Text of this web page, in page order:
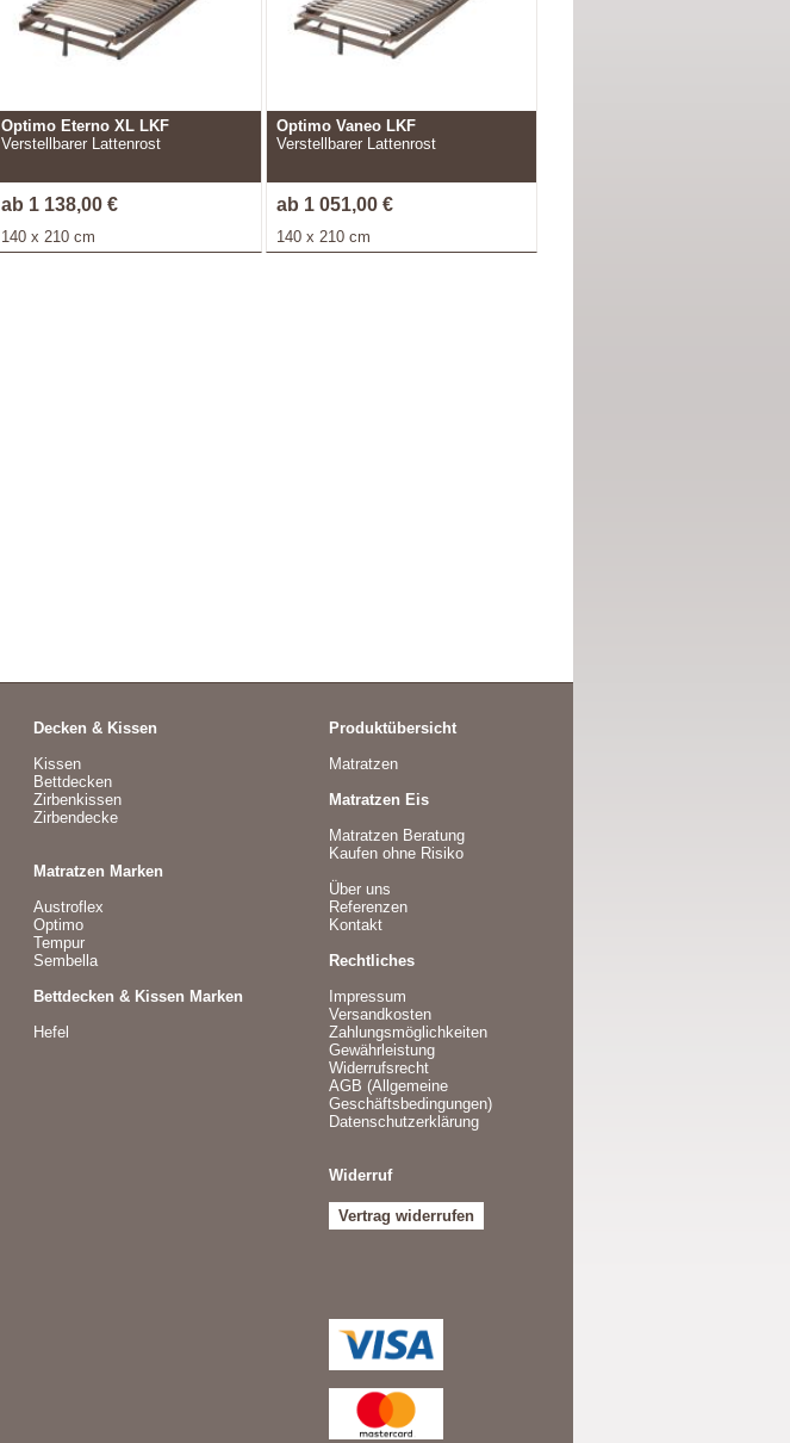
Optimo Eterno XL LKF
Verstellbarer Lattenrost
ab 1 138,00 €
140 x 210 cm
Optimo Vaneo LKF
Verstellbarer Lattenrost
ab 1 051,00 €
140 x 210 cm
Decken & Kissen
Kissen
Bettdecken
Zirbenkissen
Zirbendecke
Matratzen Marken
Austroflex
Optimo
Tempur
Sembella
Bettdecken & Kissen Marken
Hefel
Produktübersicht
Matratzen
Matratzen Eis
Matratzen Beratung
Kaufen ohne Risiko
Über uns
Referenzen
Kontakt
Rechtliches
Impressum
Versandkosten
Zahlungsmöglichkeiten
Gewährleistung
Widerrufsrecht
AGB (Allgemeine
Geschäftsbedingungen)
Datenschutzerklärung
Widerruf
Vertrag widerrufen